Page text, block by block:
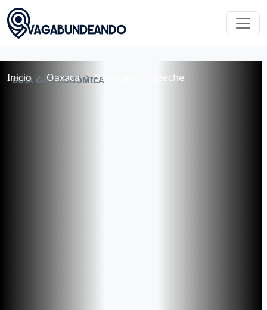
Inicio Oaxaca Santa Inés Yatzeche
GUÍA GASTRONÓMICA